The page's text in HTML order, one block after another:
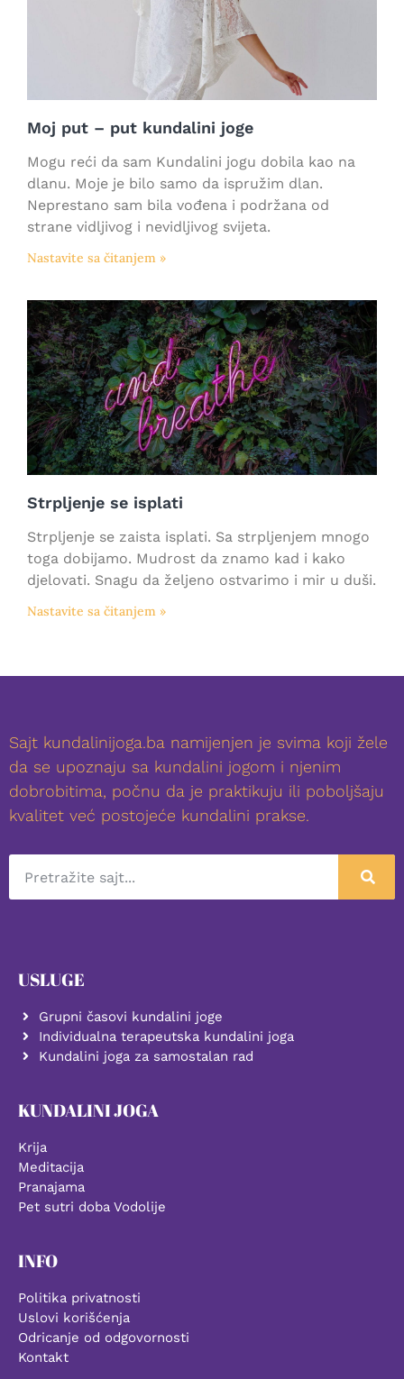
Moj put – put kundalini joge
Mogu reći da sam Kundalini jogu dobila kao na
dlanu. Moje je bilo samo da ispružim dlan.
Neprestano sam bila vođena i podržana od
strane vidljivog i nevidljivog svijeta.
Nastavite sa čitanjem »
Strpljenje se isplati
Strpljenje se zaista isplati. Sa strpljenjem mnogo
toga dobijamo. Mudrost da znamo kad i kako
djelovati. Snagu da željeno ostvarimo i mir u duši.
Nastavite sa čitanjem »
Sajt kundalinijoga.ba namijenjen je svima koji žele
da se upoznaju sa kundalini jogom i njenim
dobrobitima, počnu da je praktikuju ili poboljšaju
kvalitet već postojeće kundalini prakse.
USLUGE
Grupni časovi kundalini joge
Individualna terapeutska kundalini joga
Kundalini joga za samostalan rad
KUNDALINI JOGA
Krija
Meditacija
Pranajama
Pet sutri doba Vodolije
INFO
Politika privatnosti
Uslovi korišćenja
Odricanje od odgovornosti
Kontakt